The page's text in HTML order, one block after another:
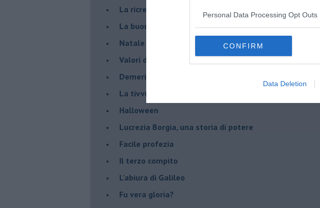
Personal Data Processing Opt Outs
CONFIRM
Data Deletion
La ricreazione è finita
La buona notizia
Natale con l'elmetto
Valori dubbi miti fasulli
Demeritocrazia
La tivvù pallonara
Halloween
​Lucrezia Borgia, una storia di potere
Facile profezia
Il terzo compito
L'abiura di Galileo
Fu vera gloria?